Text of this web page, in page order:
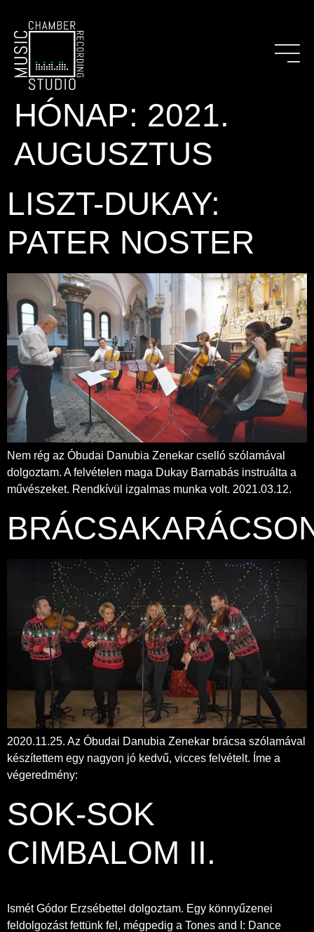
HÓNAP: 2021.
AUGUSZTUS
LISZT-DUKAY:
PATER NOSTER
Nem rég az Óbudai Danubia Zenekar cselló szólamával
dolgoztam. A felvételen maga Dukay Barnabás instruálta a
művészeket. Rendkívül izgalmas munka volt. 2021.03.12.
2020.11.25. Az Óbudai Danubia Zenekar brácsa szólamával
készítettem egy nagyon jó kedvű, vicces felvételt. Íme a
végeredmény:
SOK-SOK
CIMBALOM II.
Ismét Gódor Erzsébettel dolgoztam. Egy könnyűzenei
feldolgozást fettünk fel, mégpedig a Tones and I: Dance